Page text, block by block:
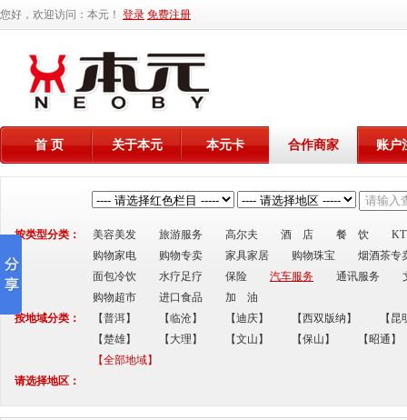
您好，欢迎访问：本元！ 登录 免费注册
首 页 关于本元 本元卡 合作商家 账户
按类型分类： 美容美发 旅游服务 高尔夫 酒 店 餐 饮
购物家电
购物专卖 家具家居 购物珠宝
烟酒茶专
面包冷饮
水疗足疗 保险 汽车服务 通讯服务
购物超市
进口食品
加 油
按地域分类：
【普洱】 【临沧】 【迪庆】 【西双版纳】
【昆
【楚雄】
【大理】 【文山】 【保山】
【昭通】
【全部地域】
请选择地区：